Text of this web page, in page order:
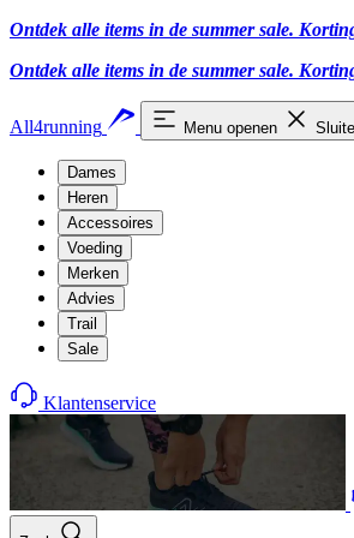
Ontdek alle items in de summer sale.
Ontdek alle items in de summer sale.
All4running Menu openen
Dames
Heren
Accessoires
Voeding
Merken
Advies
Trail
Sale
Klantenservice